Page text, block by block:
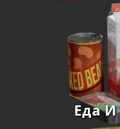
Еда И